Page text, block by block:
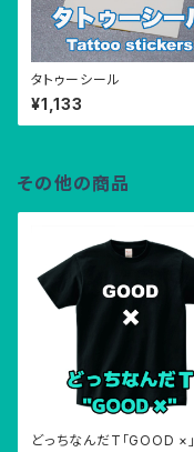
タトゥーシール
¥1,133
その他の商品
どっちなんだT「GOOD ×」